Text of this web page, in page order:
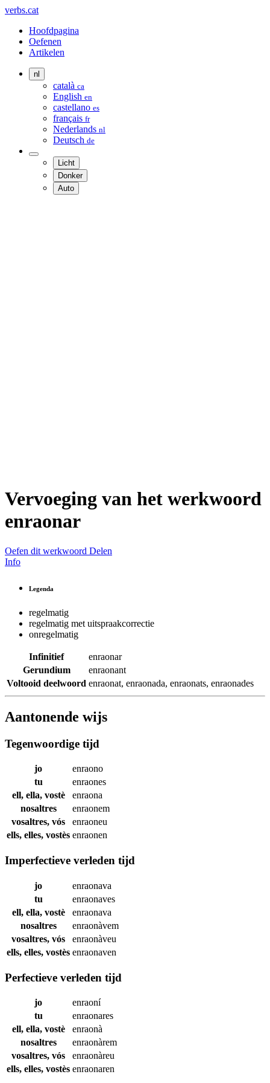
verbs.cat
Hoofdpagina
Oefenen
Artikelen
nl
català ca
English en
castellano es
français fr
Nederlands nl
Deutsch de
Licht
Donker
Auto
Vervoeging van het werkwoord
enraonar
Oefen dit werkwoord Delen
Info
Legenda
regelmatig
regelmatig met uitspraakcorrectie
onregelmatig
Infinitief
enraonar
Gerundium
enraonant
Voltooid deelwoord enraonat, enraonada, enraonats, enraonades
Aantonende wijs
Tegenwoordige tijd
jo
enraono
tu
enraones
ell, ella, vostè
enraona
nosaltres
enraonem
vosaltres, vós
enraoneu
ells, elles, vostès enraonen
Imperfectieve verleden tijd
jo
enraonava
tu
enraonaves
ell, ella, vostè
enraonava
nosaltres
enraonàvem
vosaltres, vós
enraonàveu
ells, elles, vostès enraonaven
Perfectieve verleden tijd
jo
enraoní
tu
enraonares
ell, ella, vostè
enraonà
nosaltres
enraonàrem
vosaltres, vós
enraonàreu
ells, elles, vostès enraonaren